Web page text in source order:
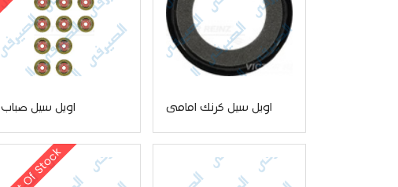
اويل سيل صباب اويل سيل كرنك امامى